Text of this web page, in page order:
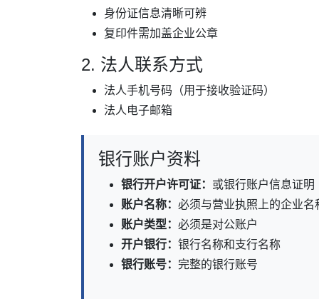
身份证信息清晰可辨
复印件需加盖企业公章
2. 法人联系方式
法人手机号码（用于接收验证码）
法人电子邮箱
银行账户资料
银行开户许可证： 或银行账户信息证明
账户名称： 必须与营业执照上的企业名
账户类型： 必须是对公账户
开户银行： 银行名称和支行名称
银行账号： 完整的银行账号